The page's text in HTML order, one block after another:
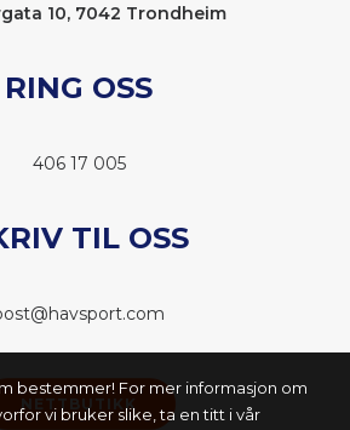
10, 7042 Trondheim
RING OSS
406 17 005
TIL OSS
NETTBUTIKK
bestemmer! For mer informasjon om
vi bruker slike, ta en titt i vår